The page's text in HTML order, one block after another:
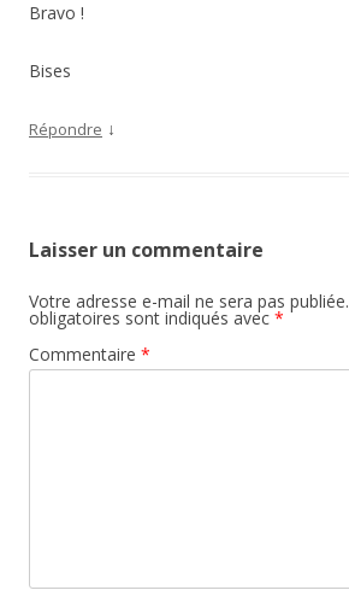
Bravo !
Bises
Répondre ↓
Laisser un commentaire
Votre adresse e-mail ne sera pas publiée.
obligatoires sont indiqués avec *
Commentaire *